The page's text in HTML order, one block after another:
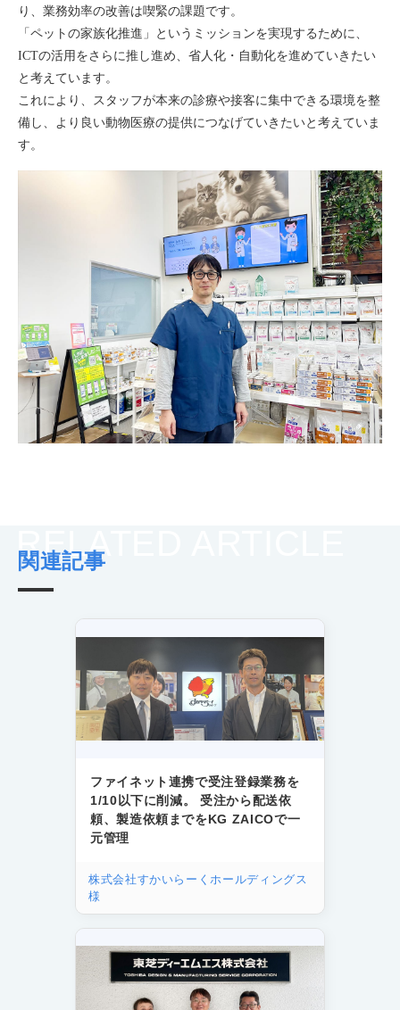
り、業務効率の改善は喫緊の課題です。
「ペットの家族化推進」というミッションを実現するために、
ICTの活用をさらに推し進め、省人化・自動化を進めていきたい
と考えています。
これにより、スタッフが本来の診療や接客に集中できる環境を整
備し、より良い動物医療の提供につなげていきたいと考えていま
す。
RELATED ARTICLE
関連記事
ファイネット連携で受注登録業務を
1/10以下に削減。 受注から配送依
頼、製造依頼までをKG ZAICOで一
元管理
株式会社すかいらーくホールディングス
様